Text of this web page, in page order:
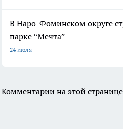
В Наро-Фоминском округе
парке “Мечта”
24 июля
Комментарии на этой